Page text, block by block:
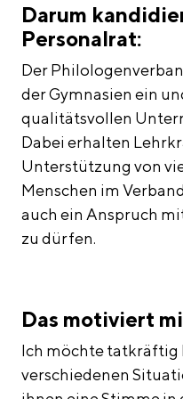
Darum
Personalrat:
Der
der Gymnasien ein
qualitätsvollen
Dabei erhalten
Unterstützung von
Menschen im
auch ein Anspruch
zu dürfen.
Das motiviert
Ich möchte tatkräftig
verschiedenen